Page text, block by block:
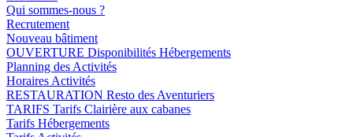
Qui sommes-nous ?
Recrutement
Nouveau bâtiment
OUVERTURE Disponibilités Hébergements
Planning des Activités
Horaires Activités
RESTAURATION Resto des Aventuriers
TARIFS Tarifs Clairière aux cabanes
Tarifs Hébergements